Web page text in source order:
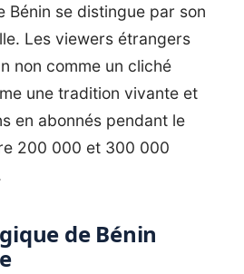
Bénin se distingue par son
Les viewers étrangers
non comme un cliché
une tradition vivante et
en abonnés pendant le
200 000 et 300 000
de Bénin